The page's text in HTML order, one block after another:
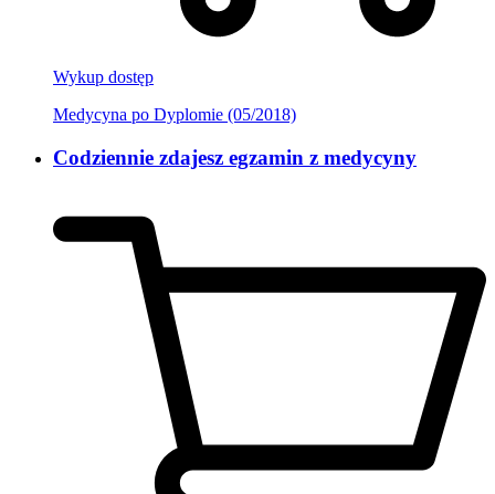
Wykup dostęp
Medycyna po Dyplomie (05/2018)
Codziennie zdajesz egzamin z medycyny